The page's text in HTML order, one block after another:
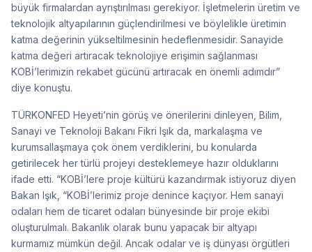
büyük firmalardan ayrıştırılması gerekiyor. İşletmelerin üretim ve
teknolojik altyapılarının güçlendirilmesi ve böylelikle üretimin
katma değerinin yükseltilmesinin hedeflenmesidir. Sanayide
katma değeri artıracak teknolojiye erişimin sağlanması
KOBİ’lerimizin rekabet gücünü artıracak en önemli adımdır”
diye konuştu.
TÜRKONFED Heyeti’nin görüş ve önerilerini dinleyen, Bilim,
Sanayi ve Teknoloji Bakanı Fikri Işık da, markalaşma ve
kurumsallaşmaya çok önem verdiklerini, bu konularda
getirilecek her türlü projeyi desteklemeye hazır olduklarını
ifade etti. “KOBİ’lere proje kültürü kazandırmak istiyoruz diyen
Bakan Işık, “KOBİ’lerimiz proje denince kaçıyor. Hem sanayi
odaları hem de ticaret odaları bünyesinde bir proje ekibi
oluşturulmalı. Bakanlık olarak bunu yapacak bir altyapı
kurmamız mümkün değil. Ancak odalar ve iş dünyası örgütleri